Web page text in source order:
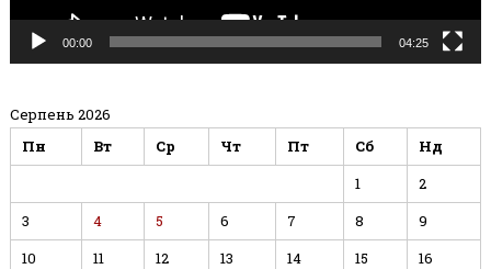
00:00 04:25
Серпень 2026
Пн
Вт Ср Чт Пт Сб
Нд
1
2
3
4 5 6 7 8
9
10
11 12 13 14 15
16